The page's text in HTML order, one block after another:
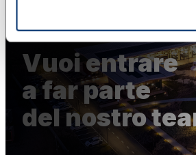
Vuoi entrare
a far parte
del nostro